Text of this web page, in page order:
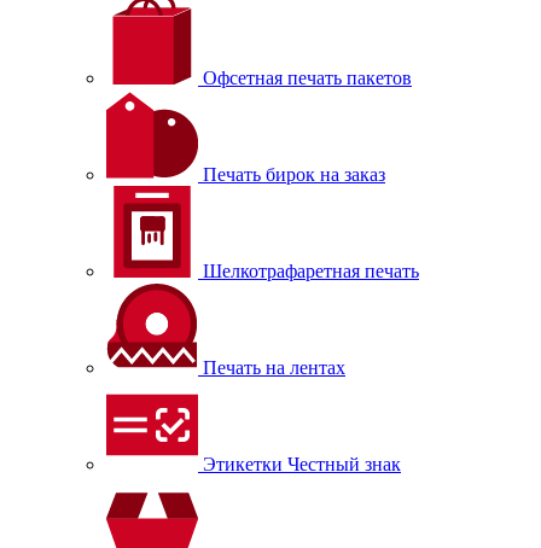
Офсетная печать пакетов
Печать бирок на заказ
Шелкотрафаретная печать
Печать на лентах
Этикетки Честный знак